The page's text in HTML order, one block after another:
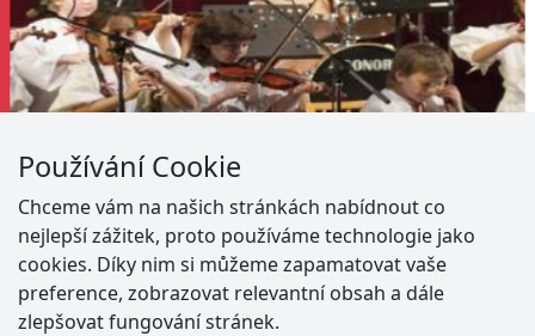
Používání Cookie
Chceme vám na našich stránkách nabídnout co
nejlepší zážitek, proto používáme technologie jako
cookies. Díky nim si můžeme zapamatovat vaše
preference, zobrazovat relevantní obsah a dále
zlepšovat fungování stránek.